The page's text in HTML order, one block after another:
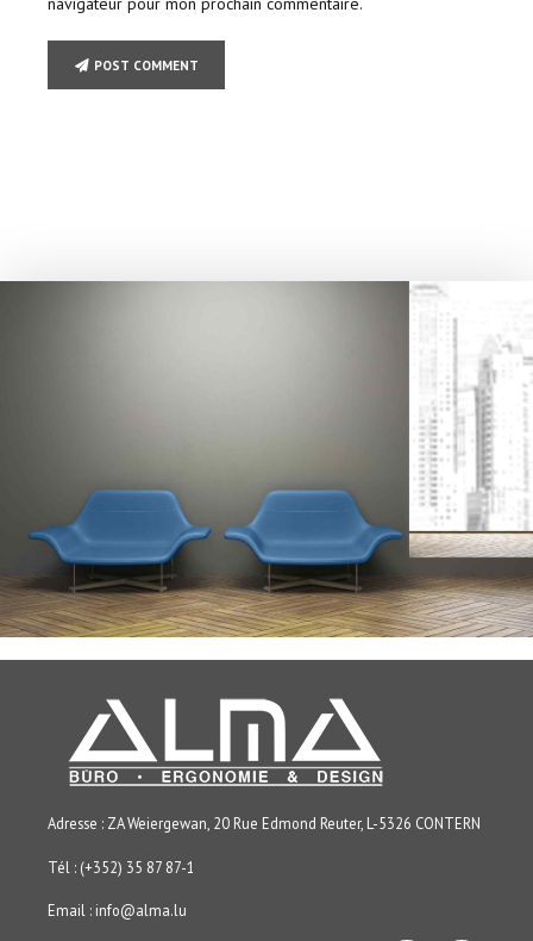
POST COMMENT
Adresse : ZA Weiergewan, 20 Rue Edmond Reuter, L-5326 CONTERN
Tél : (+352) 35 87 87-1
Email : info@alma.lu